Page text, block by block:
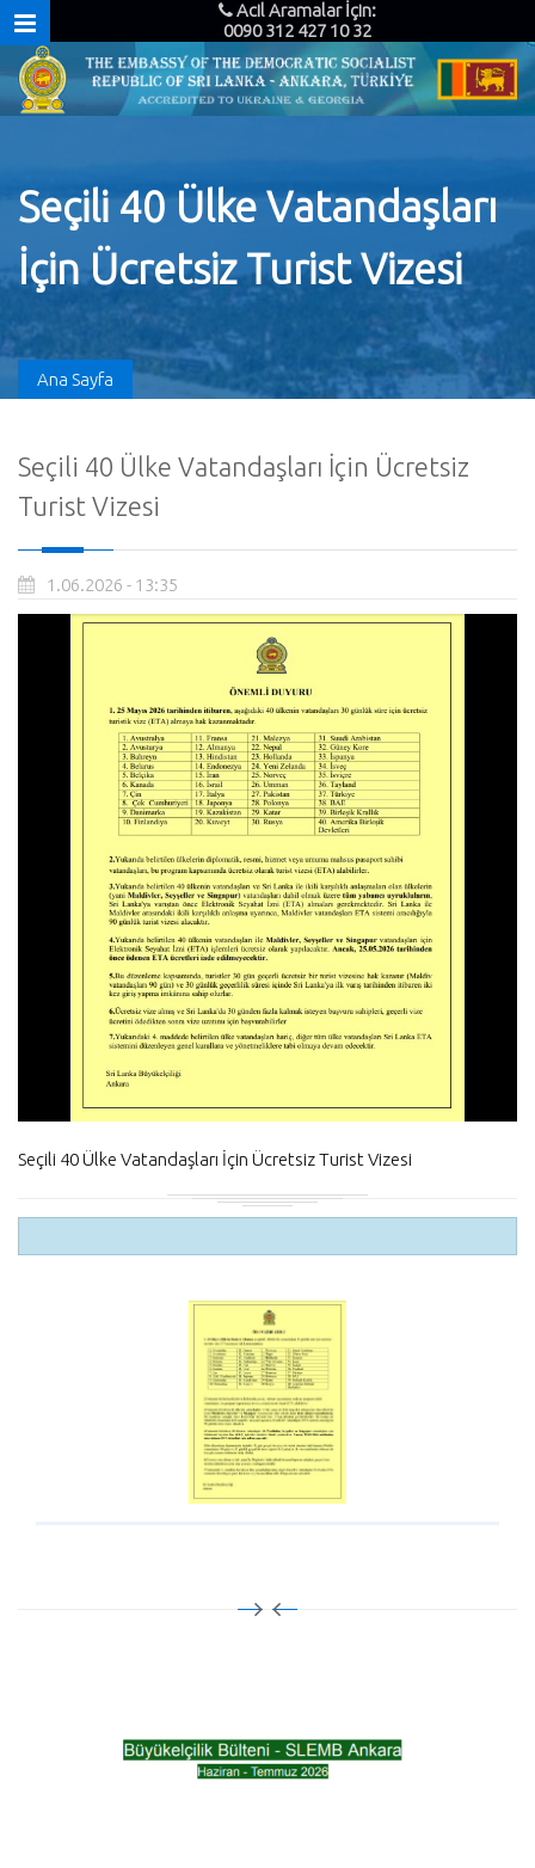
Acil Aramalar İçin:
0090 312 427 10 32
Seçili 40 Ülke Vatandaşları
İçin Ücretsiz Turist Vizesi
Ana Sayfa
Seçili 40 Ülke Vatandaşları İçin Ücretsiz
Turist Vizesi
1.06.2026 - 13:35
Seçili 40 Ülke Vatandaşları İçin Ücretsiz Turist Vizesi